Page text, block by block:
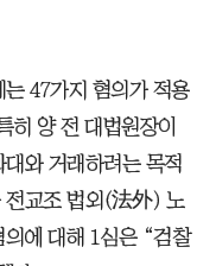
47가지 혐의가 적용
히 양 전 대법원장이
와 거래하려는 목적
전교조 법외(法外) 노
에 대해 1심은 “검찰